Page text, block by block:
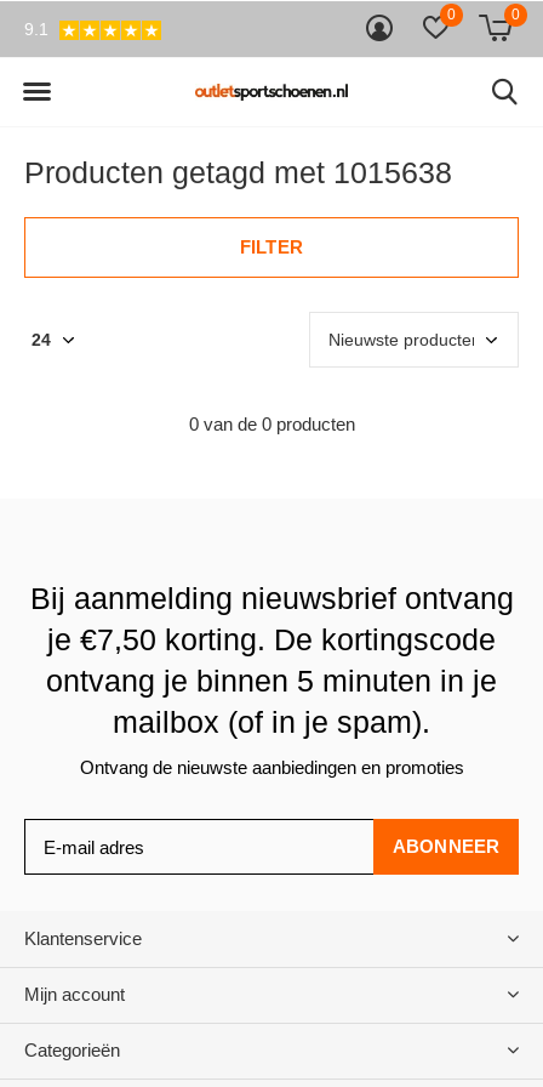
0 0
9.1
Producten getagd met 1015638
FILTER
0 van de 0 producten
Bij aanmelding nieuwsbrief ontvang
je €7,50 korting. De kortingscode
ontvang je binnen 5 minuten in je
mailbox (of in je spam).
Ontvang de nieuwste aanbiedingen en promoties
ABONNEER
Klantenservice
Mijn account
Categorieën